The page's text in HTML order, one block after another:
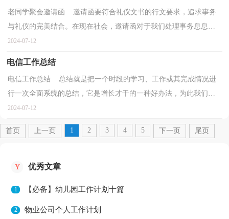
老同学聚会邀请函 邀请函要符合礼仪文书的行文要求，追求事务
与礼仪的完美结合。在现在社会，邀请函对于我们处理事务息息相
关，一般邀请函是怎么起草的呢？下面是小编收集整理的...
2024-07-12
电信工作总结
电信工作总结 总结就是把一个时段的学习、工作或其完成情况进
行一次全面系统的总结，它是增长才干的一种好办法，为此我们要
做好回顾，写好总结。总结怎么写才是正确的呢？以下是...
2024-07-12
首页 上一页 1 2 3 4 5 下一页 尾页
Y 优秀文章
1 【必备】幼儿园工作计划十篇
2 物业公司个人工作计划